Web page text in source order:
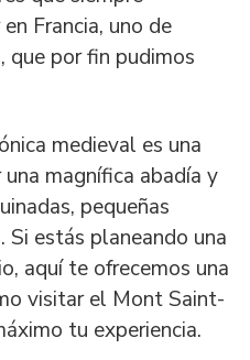
Francia, uno de
que por fin pudimos
medieval es una
magnífica abadía y
pequeñas
Si estás planeando una
aquí te ofrecemos una
visitar el Mont Saint-
tu experiencia.